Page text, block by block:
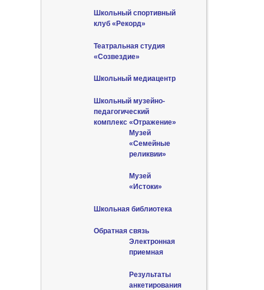
Школьный спортивный
клуб «Рекорд»
Театральная студия
«Созвездие»
Школьный медиацентр
Школьный музейно-
педагогический
комплекс «Отражение»
Музей
«Семейные
реликвии»
Музей
«Истоки»
Школьная библиотека
Обратная связь
Электронная
приемная
Результаты
анкетирования